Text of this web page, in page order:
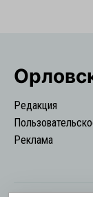
Редакция
Реклама